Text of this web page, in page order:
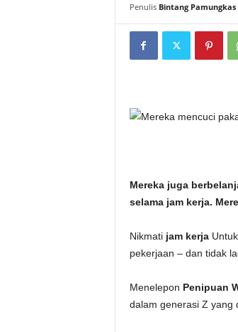
a
h
c
Penulis Bintang Pamungkas
Mereka juga
selama jam kerja.
Nikmati jam kerjaUntuk
pekerjaan – dan tidak
Menelepon Penipuan
dalam generasi Z yang